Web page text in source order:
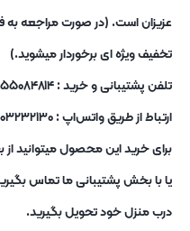
عزیزان است. (در صورت مراجعه به
تخفیف ویژه ای برخوردار میشوید.)
تلفن پشتیبانی و خرید : ۰۲۱۵۵۰۸۴۸۱۴ و ۰۲۱۵۵۰۸۴۸۱۳
ارتباط از طریق واتس‌اپ : ۰۹۳۰۳۲۳۲۱۳۰
برای خرید این محصول میتوانید
یا با بخش پشتیبانی ما تماس
درب منزل خود تحویل بگیرید.